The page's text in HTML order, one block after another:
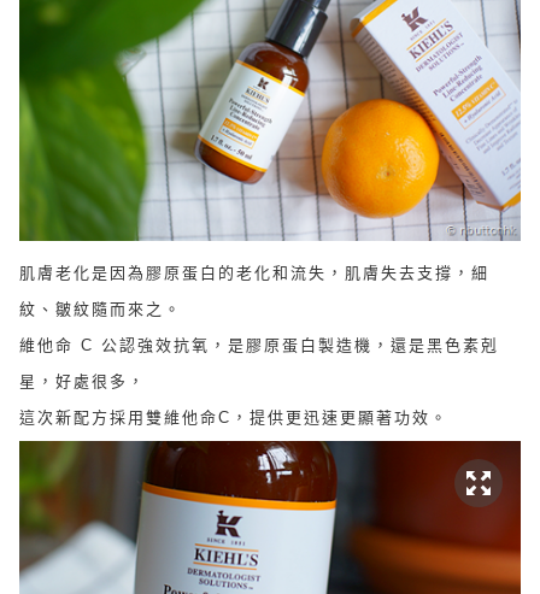
肌膚老化是因為膠原蛋白的老化和流失，肌膚失去支撐，細
紋、皺紋隨而來之。
維他命 C 公認強效抗氧，是膠原蛋白製造機，還是黑色素剋
星，好處很多，
這次新配方採用雙維他命C，提供更迅速更顯著功效。